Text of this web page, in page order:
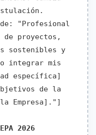
"Profesional
proyectos,
sostenibles y
integrar mis
específica]
de la
la Empresa]."]
2026